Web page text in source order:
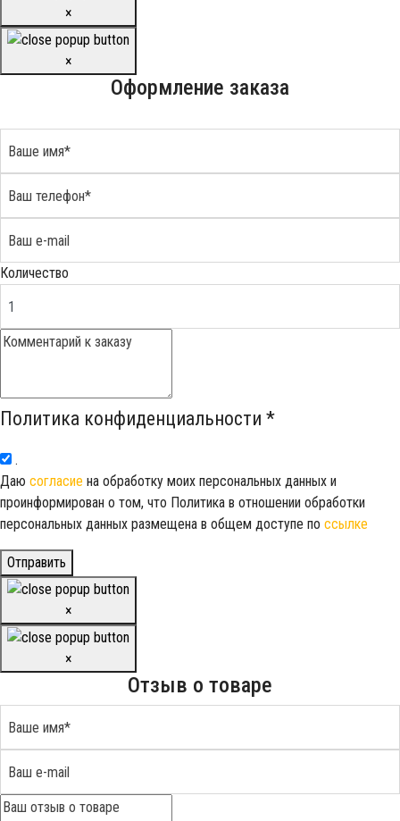
×
×
Оформление заказа
Количество
Политика конфиденциальности *
.
Даю согласие на обработку моих персональных данных и
проинформирован о том, что Политика в отношении обработки
персональных данных размещена в общем доступе по ссылке
Отправить
×
×
Отзыв о товаре